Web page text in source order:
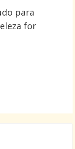
para
for